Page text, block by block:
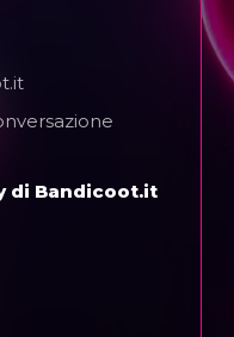
di Bandicoot.it